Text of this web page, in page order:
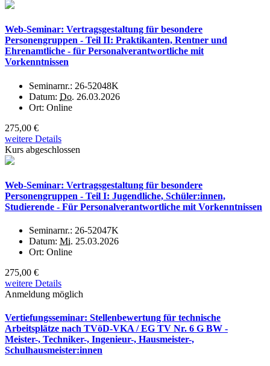
Web-Seminar: Vertragsgestaltung für besondere
Personengruppen - Teil II: Praktikanten, Rentner und
Ehrenamtliche - für Personalverantwortliche mit
Vorkenntnissen
Seminarnr.: 26-52048K
Datum: Do. 26.03.2026
Ort: Online
275,00 €
weitere Details
Kurs abgeschlossen
Web-Seminar: Vertragsgestaltung für besondere
Personengruppen - Teil I: Jugendliche, Schüler:innen,
Studierende - Für Personalverantwortliche mit Vorkenntnissen
Seminarnr.: 26-52047K
Datum: Mi. 25.03.2026
Ort: Online
275,00 €
weitere Details
Anmeldung möglich
Vertiefungsseminar: Stellenbewertung für technische
Arbeitsplätze nach TVöD-VKA / EG TV Nr. 6 G BW -
Meister-, Techniker-, Ingenieur-, Hausmeister-,
Schulhausmeister:innen